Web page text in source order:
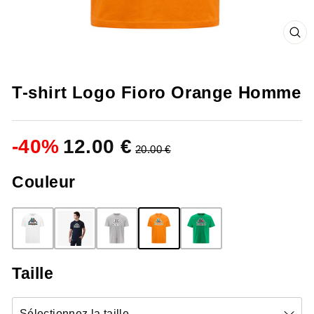
T-shirt Logo Fioro Orange Homme
-40% 12.00 € 20.00 €
Couleur
Taille